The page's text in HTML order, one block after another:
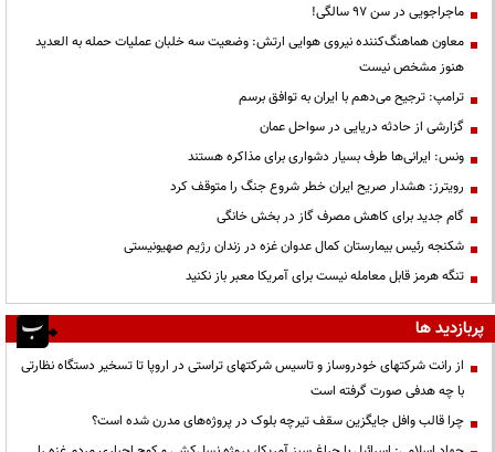
ماجراجویی در سن ۹۷ سالگی!
معاون هماهنگ‌کننده نیروی هوایی ارتش: وضعیت سه خلبان عملیات حمله به العدید
هنوز مشخص نیست
ترامپ: ترجیح می‌دهم با ایران به توافق برسم
گزارشی از حادثه دریایی در سواحل عمان
ونس: ایرانی‌ها طرف بسیار دشواری برای مذاکره هستند
رویترز: هشدار صریح ایران خطر شروع جنگ را متوقف کرد
گام جدید برای کاهش مصرف گاز در بخش خانگی
شکنجه رئیس بیمارستان کمال عدوان غزه در زندان رژیم صهیونیستی
تنگه هرمز قابل معامله نیست برای آمریکا معبر باز نکنید
پربازدید ها
از رانت‌ شرکتهای خودروساز و تاسیس شرکتهای تراستی در اروپا تا تسخیر دستگاه نظارتی
با چه هدفی صورت گرفته است
چرا قالب وافل جایگزین سقف تیرچه بلوک در پروژه‌های مدرن شده است؟